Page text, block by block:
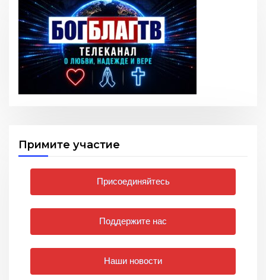
Примите участие
Присоединяйтесь
Поддержите нас
Наши новости